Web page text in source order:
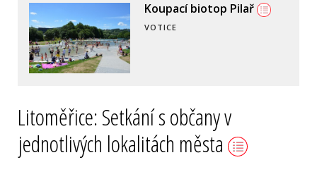
Koupací biotop Pilař
VOTICE
Litoměřice: Setkání s občany v
jednotlivých lokalitách města